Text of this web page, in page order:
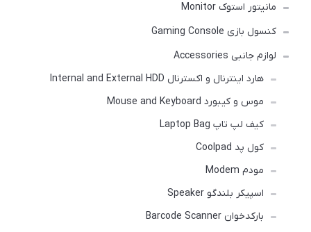
مانیتور استوک Monitor
کنسول بازی Gaming Console
لوازم جانبی Accessories
هارد اینترنال و اکسترنال Internal and External HDD
موس و کیبورد Mouse and Keyboard
کیف لپ تاپ Laptop Bag
کول پد Coolpad
مودم Modem
اسپیکر بلندگو Speaker
بارکدخوان Barcode Scanner